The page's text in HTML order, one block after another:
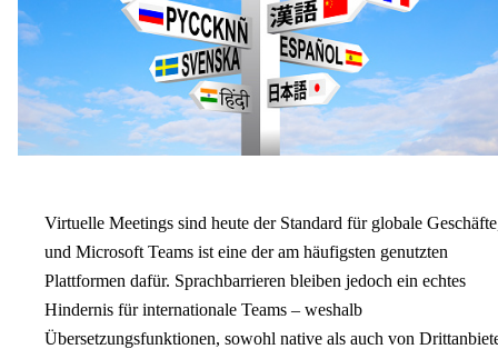
Virtuelle Meetings sind heute der Standard für globale
und Microsoft Teams ist eine der am häufigsten genutzten
Plattformen dafür. Sprachbarrieren bleiben jedoch ein echtes
Hindernis für internationale Teams – weshalb
Übersetzungsfunktionen, sowohl native als auch von